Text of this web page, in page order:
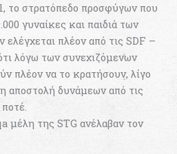
το στρατόπεδο προσφύγων που
γυναίκες και παιδιά των
πλέον από τις SDF –
λόγω των συνεχιζόμενων
πλέον να το κρατήσουν, λίγο
αποστολή δυνάμεων από τις
μέλη της STG ανέλαβαν τον